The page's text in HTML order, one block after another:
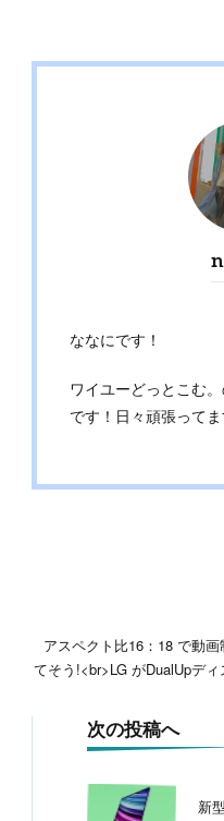
ななにです！
ワイユーどっとこむ
です！日々頑張ってま
アスペクト比16：18 で動
てそう!<br>LG がDualUpデ
次の投稿へ
新